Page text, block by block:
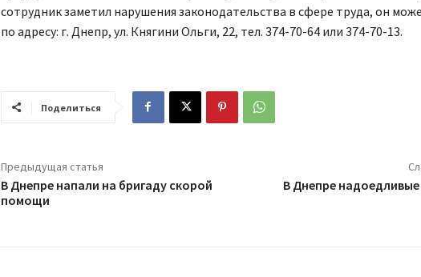
сотрудник заметил нарушения законодательства в сфере труда, он
по адресу: г. Днепр, ул. Княгини Ольги, 22, тел. 374-70-64 или 374-70-13.
Поделиться
Предыдущая статья
В Днепре напали на бригаду скорой
помощи
В Днепре